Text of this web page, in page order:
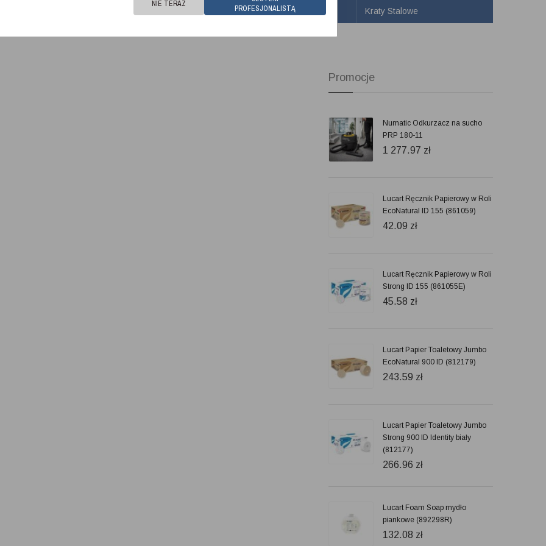
Kraty Stalowe
Promocje
Numatic Odkurzacz na sucho
PRP 180-11
1 277.97 zł
Lucart Ręcznik Papierowy w Roli
EcoNatural ID 155 (861059)
42.09 zł
Lucart Ręcznik Papierowy w Roli
Strong ID 155 (861055E)
45.58 zł
Lucart Papier Toaletowy Jumbo
EcoNatural 900 ID (812179)
243.59 zł
Lucart Papier Toaletowy Jumbo
Strong 900 ID Identity biały
(812177)
266.96 zł
Lucart Foam Soap mydło
piankowe (892298R)
132.08 zł
PROFESJONALISTĄ
NIE TERAZ